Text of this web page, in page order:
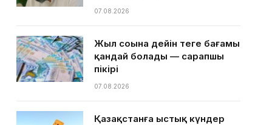
07.08.2026
Жыл соңына дейін теңге бағамы
қандай болады — сарапшы
пікірі
07.08.2026
Қазақстанға ыстық күндер